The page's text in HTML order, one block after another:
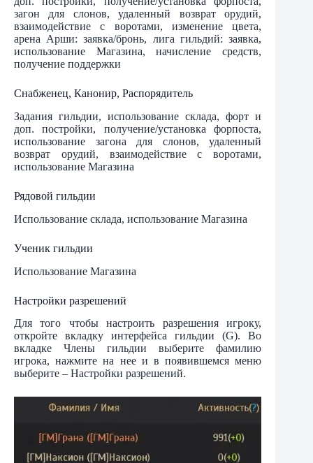
загон для слонов, удаленный возврат орудий,
взаимодействие с воротами, изменение цвета,
арена Арши: заявка/бронь, лига гильдий: заявка,
использование Магазина, начисление средств,
получение поддержки
Снабженец, Канонир, Распорядитель
Задания гильдии, использование склада, форт и
доп. постройки, получение/установка форпоста,
использование загона для слонов, удаленный
возврат орудий, взаимодействие с воротами,
использование Магазина
Рядовой гильдии
Использование склада, использование Магазина
Ученик гильдии
Использование Магазина
Настройки разрешений
Для того чтобы настроить разрешения игроку,
откройте вкладку интерфейса гильдии (G). Во
вкладке Члены гильдии выберите фамилию
игрока, нажмите на нее и в появившемся меню
выберите – Настройки разрешений.